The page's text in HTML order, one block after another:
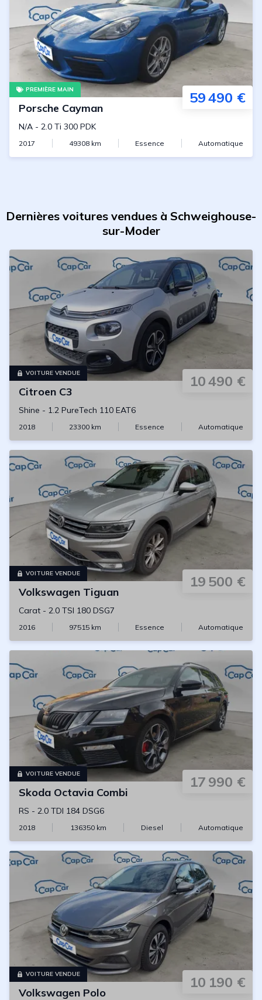
PREMIÈRE MAIN 59 490 €
Porsche Cayman
N/A - 2.0 Ti 300 PDK
2017 49308 km Essence Automatique
Dernières voitures vendues à Schweighouse-
sur-Moder
VOITURE VENDUE 10 490 €
Citroen C3
Shine - 1.2 PureTech 110 EAT6
2018 23300 km Essence Automatique
VOITURE VENDUE 19 500 €
Volkswagen Tiguan
Carat - 2.0 TSI 180 DSG7
2016 97515 km Essence Automatique
VOITURE VENDUE 17 990 €
Skoda Octavia Combi
RS - 2.0 TDI 184 DSG6
2018 136350km Diesel Automatique
VOITURE VENDUE 10 190 €
Volkswagen Polo